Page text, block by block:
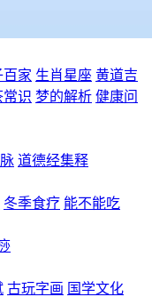
百家 生肖星座 黄道吉
常识 梦的解析 健康问
道德经集释
冬季食疗 能不能吃
古玩字画 国学文化